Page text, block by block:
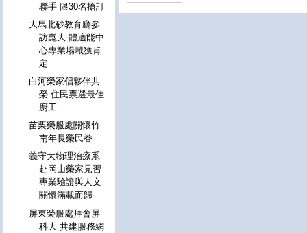
聯手 限30名搶訂
大馬北砂教育廳參
訪崑大 體適能中
心專業場域獲肯
定
白河榮家倡夥伴共
榮 住民票選最佳
廚工
苗栗榮服處關懷竹
南年長榮民眷
義守大物理治療系
赴岡山榮家見習
專業驗證與人文
關懷滿載而歸
屏東榮服處拜會屏
科大 共建服務網